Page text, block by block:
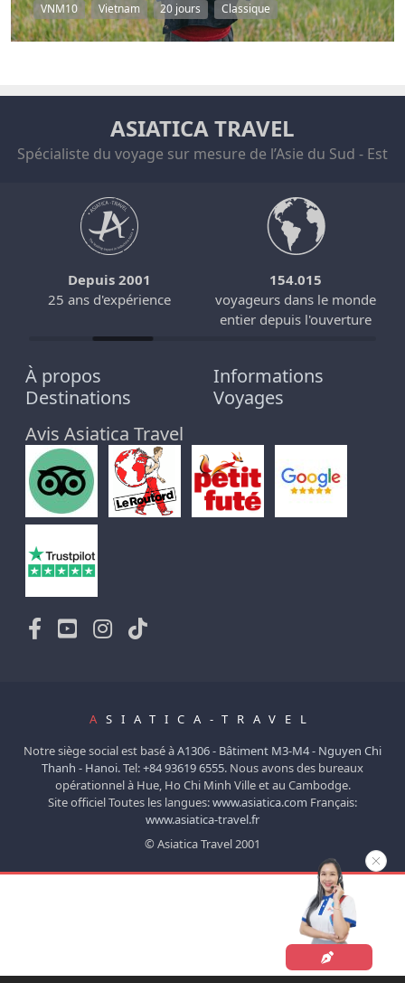
VNM10 Vietnam 20 jours Classique
ASIATICA TRAVEL
Spécialiste du voyage sur mesure de l’Asie du Sud - Est
Depuis 2001
25 ans d'expérience
154.015
voyageurs dans le monde
entier depuis l'ouverture
À propos
Informations
Destinations
Voyages
Avis Asiatica Travel
A SIATICA-TRAVEL
Notre siège social est basé àA1306 - Bâtiment M3-M4 - Nguyen Chi
Thanh - Hanoi.Tel:+84 93619 6555. Nous avons des bureaux
opérationnel à Hue, Ho Chi Minh Ville et au Cambodge.
Site officiel Toutes les langues:www.asiatica.com Français:
www.asiatica-travel.fr
© Asiatica Travel 2001